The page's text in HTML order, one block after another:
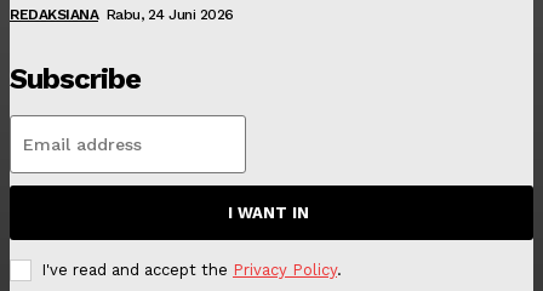
REDAKSIANA Rabu, 24 Juni 2026
Subscribe
I WANT IN
I've read and accept the Privacy Policy.